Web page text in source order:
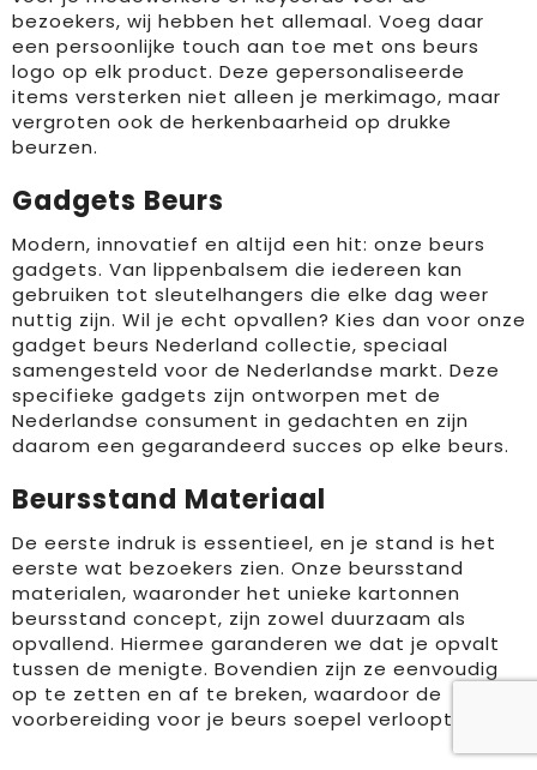
bezoekers, wij hebben het allemaal. Voeg daar
een persoonlijke touch aan toe met ons beurs
logo op elk product. Deze gepersonaliseerde
items versterken niet alleen je merkimago, maar
vergroten ook de herkenbaarheid op drukke
beurzen.
Gadgets Beurs
Modern, innovatief en altijd een hit: onze beurs
gadgets. Van lippenbalsem die iedereen kan
gebruiken tot sleutelhangers die elke dag weer
nuttig zijn. Wil je echt opvallen? Kies dan voor onze
gadget beurs Nederland collectie, speciaal
samengesteld voor de Nederlandse markt. Deze
specifieke gadgets zijn ontworpen met de
Nederlandse consument in gedachten en zijn
daarom een gegarandeerd succes op elke beurs.
Beursstand Materiaal
De eerste indruk is essentieel, en je stand is het
eerste wat bezoekers zien. Onze beursstand
materialen, waaronder het unieke kartonnen
beursstand concept, zijn zowel duurzaam als
opvallend. Hiermee garanderen we dat je opvalt
tussen de menigte. Bovendien zijn ze eenvoudig
op te zetten en af te breken, waardoor de
voorbereiding voor je beurs soepel verloopt.